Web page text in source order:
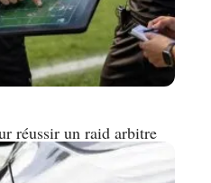
réussir un raid arbitre